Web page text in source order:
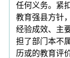
任何义务。紧
教育强县方针
经验成效、主
担了部门本不
历或的教育评